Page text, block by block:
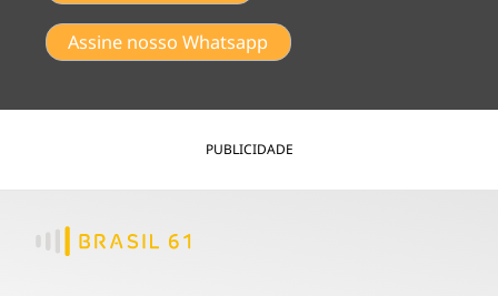
Assine nosso Whatsapp
PUBLICIDADE